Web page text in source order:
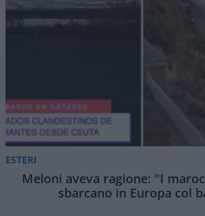
ESTERI
Meloni aveva ragione: "I
sbarcano in Europa col